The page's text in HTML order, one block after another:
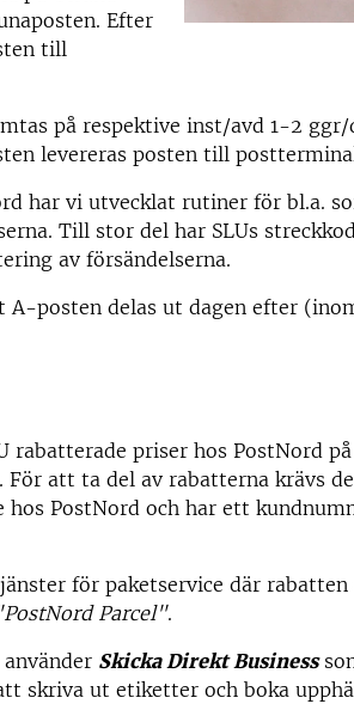
Efter
till
på respektive inst/avd 1-2
levereras posten till
har vi utvecklat rutiner för bl.a.
Till stor del har SLUs
av försändelserna.
A-posten delas ut dagen efter
rabatterade priser hos PostNord på
att ta del av rabatterna krävs
PostNord och har ett
för paketservice där rabatten
Parcel".
Skicka Direkt Business
skriva ut etiketter och boka